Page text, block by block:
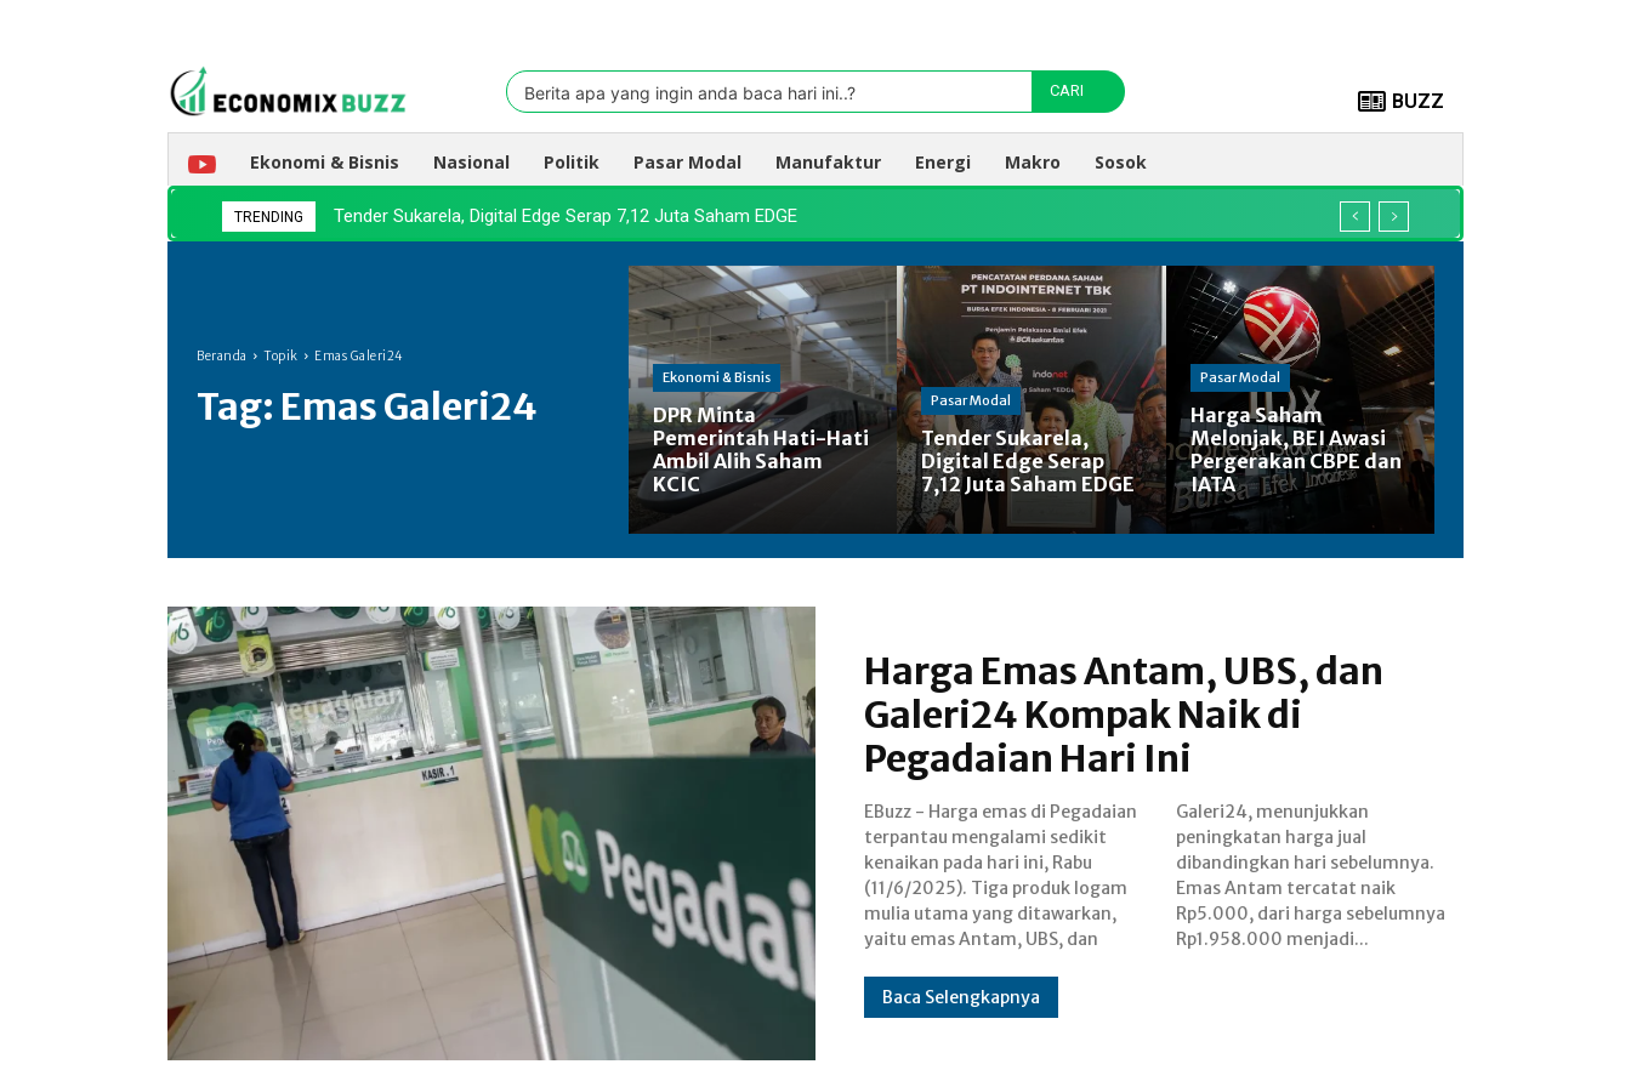
Pasaroleh TradingView
Berita apa yang ingin anda baca hari ini..? CARI BUZZ
Ekonomi & Bisnis Nasional Politik Pasar Modal Manufaktur Energi Makro Sosok
TRENDING Tender Sukarela, Digital Edge Serap 7,12 Juta Saham EDGE
Beranda Topik Emas Galeri24
Tag: Emas Galeri24
Ekonomi & Bisnis
DPR Minta
Pemerintah Hati-Hati
Ambil Alih Saham
KCIC
Pasar Modal
Tender Sukarela,
Digital Edge Serap
7,12 Juta Saham EDGE
Pasar Modal
Harga Saham
Melonjak, BEI Awasi
Pergerakan CBPE dan
IATA
Harga Emas Antam, UBS, dan
Galeri24 Kompak Naik di
Pegadaian Hari Ini
EBuzz - Harga emas di Pegadaian
terpantau mengalami sedikit
kenaikan pada hari ini, Rabu
(11/6/2025). Tiga produk logam
mulia utama yang ditawarkan,
yaitu emas Antam, UBS, dan
Galeri24, menunjukkan
peningkatan harga jual
dibandingkan hari sebelumnya.
Emas Antam tercatat naik
Rp5.000, dari harga sebelumnya
Rp1.958.000 menjadi...
Baca Selengkapnya